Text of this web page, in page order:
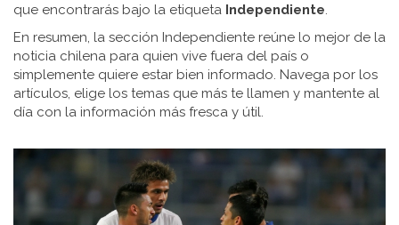
que encontrarás bajo la etiqueta Independiente.
En resumen, la sección Independiente reúne lo mejor de la
noticia chilena para quien vive fuera del país o
simplemente quiere estar bien informado. Navega por los
artículos, elige los temas que más te llamen y mantente al
día con la información más fresca y útil.